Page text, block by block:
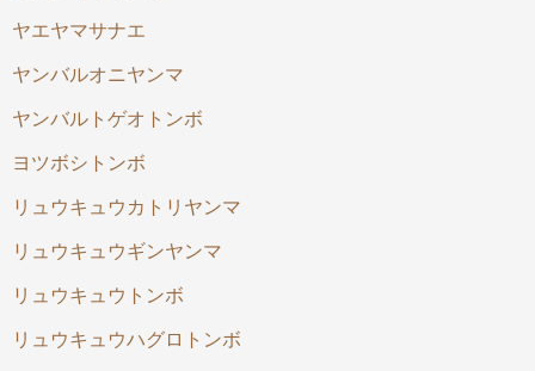
ヤエヤマサナエ
ヤンバルオニヤンマ
ヤンバルトゲオトンボ
ヨツボシトンボ
リュウキュウカトリヤンマ
リュウキュウギンヤンマ
リュウキュウトンボ
リュウキュウハグロトンボ